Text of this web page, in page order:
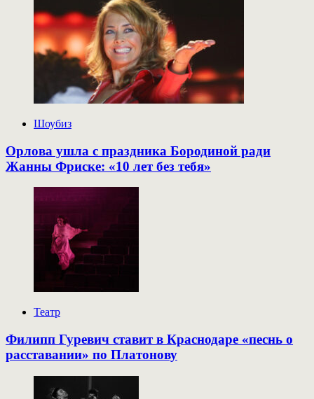
Шоубиз
Орлова ушла с праздника Бородиной ради
Жанны Фриске: «10 лет без тебя»
Театр
Филипп Гуревич ставит в Краснодаре «песнь о
расставании» по Платонову